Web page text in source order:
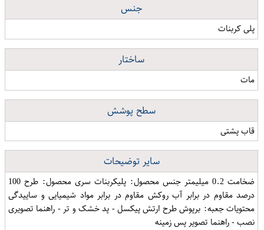
جنس
پلی کربنات
ساختار
مات
سطح پوشش
قاب پشتی
سایر توضیحات
ضخامت 0.2 میلیمتر جنس محصول: پلیکربنات سری محصول: طرح 100
درصد مقاوم در برابر آب روکش مقاوم در برابر مواد شیمیایی و ساییدگی
محتویات جعبه: برپوش طرح ارتش پیکسل - پد خشک و تر - راهنما تصویری
نصب - راهنما تصویر پس زمینه